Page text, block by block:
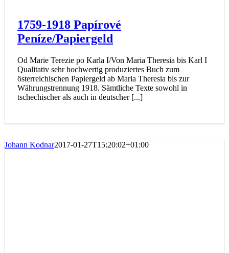
1759-1918 Papírové
Peníze/Papiergeld
Od Marie Terezie po Karla I/Von Maria Theresia bis Karl I
Qualitativ sehr hochwertig produziertes Buch zum
österreichischen Papiergeld ab Maria Theresia bis zur
Währungstrennung 1918. Sämtliche Texte sowohl in
tschechischer als auch in deutscher [...]
Johann Kodnar2017-01-27T15:20:02+01:00